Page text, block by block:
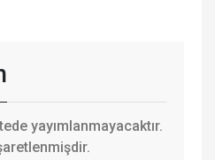
yayımlanmayacaktır.